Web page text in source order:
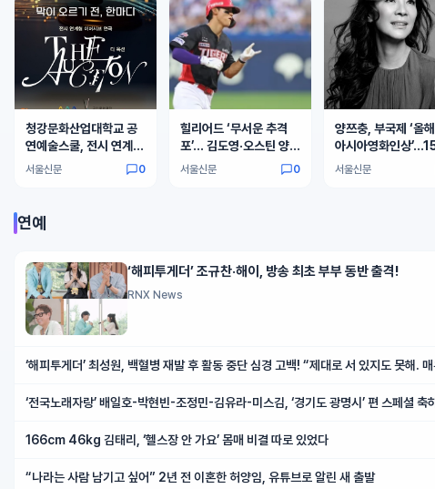
청강문화산업대학교 공
연예술스쿨, 전시 연계형
이머시브 연극 ‘디 옥션
서울신문 0
힐리어드 ‘무서운 추격
포’… 김도영·오스틴 양강
흔들
서울신문 0
양쯔충, 부국제 ‘올
아시아영화인상
만에 부산 온다
서울신문
연예
‘해피투게더’ 조규찬·해이, 방송 최초 부부 동반 출격!
RNX News
‘해피투게더’ 최성원, 백혈병 재발 후 활동 중단 심경 고백! “제대로 서 있지도 못해.
‘전국노래자랑’ 배일호-박현빈-조정민-김유라-미스김, ‘경기도 광명시’ 편 스페셜 축
166cm 46kg 김태리, ‘헬스장 안 가요’ 몸매 비결 따로 있었다
“나라는 사람 남기고 싶어” 2년 전 이혼한 허양임, 유튜브로 알린 새 출발